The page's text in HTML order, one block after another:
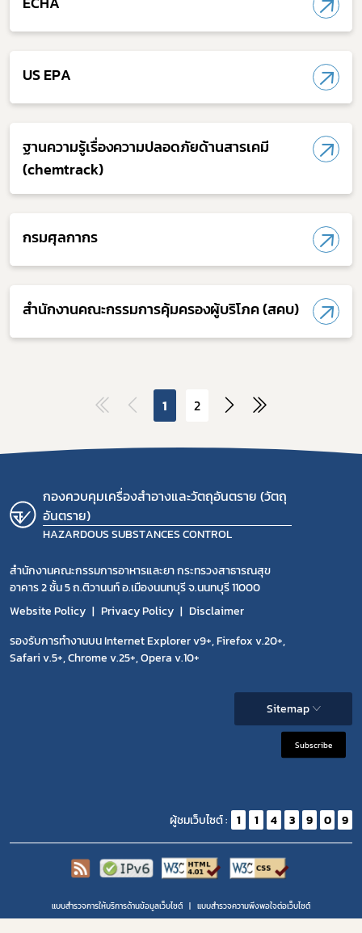
US EPA
ฐานความรู้เรื่องความปลอดภัยด้านสารเคมี
(chemtrack)
กรมศุลกากร
สำนักงานคณะกรรมการคุ้มครองผู้บริโภค (สคบ)
1 2
กองควบคุมเครื่องสำอางและวัตถุอันตราย (วัตถุ
อันตราย)
HAZARDOUS SUBSTANCES CONTROL
สำนักงานคณะกรรมการอาหารและยา กระทรวงสาธารณสุข
อาคาร 2 ชั้น 5 ถ.ติวานนท์ อ.เมืองนนทบุรี จ.นนทบุรี 11000
Website Policy
Privacy Policy
Disclaimer
รองรับการทำงานบน Internet Explorer v9+, Firefox v.20+,
Safari v.5+, Chrome v.25+, Opera v.10+
Sitemap
Subscribe
ผู้ชมเว็บไซต์ : 1 1 4 3 9 0 9
แบบสำรวจการให้บริการด้านข้อมูลเว็บไซต์ แบบสำรวจความพีงพอใจต่อเว็บไซต์